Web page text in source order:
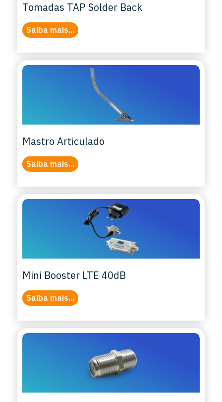
Tomadas TAP Solder Back
Saiba mais...
Mastro Articulado
Saiba mais...
Mini Booster LTE 40dB
Saiba mais...